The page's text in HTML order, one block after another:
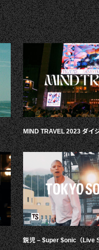
MIND TRAVEL 2023 ダイ
鋭児 – $uper $onic（Live